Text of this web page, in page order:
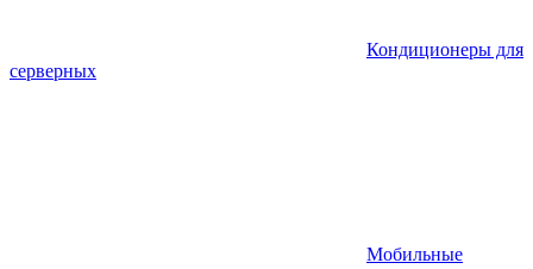
Кондиционеры для
серверных
Мобильные